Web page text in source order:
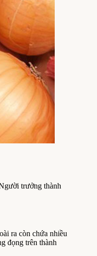
trưởng thành
ra còn chứa nhiều
đọng trên thành